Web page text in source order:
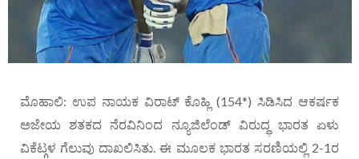
ಮೊಹಾಲಿ: ಉಪ ನಾಯಕ ವಿರಾಟ್ ಕೊಹ್ಲಿ (154*) ಸಿಡಿಸಿದ ಆಕರ್ಷಕ
ಅಜೇಯ ಶತಕದ ನೆರವಿನಿಂದ ನ್ಯೂಜಿಲೆಂಡ್ ವಿರುದ್ಧ ಭಾರತ ಏಳು
ವಿಕೆಟ್ಗಳ ಗೆಲುವು ದಾಖಲಿಸಿತು. ಈ ಮೂಲಕ ಭಾರತ ಸರಣಿಯಲ್ಲಿ 2-1ರ